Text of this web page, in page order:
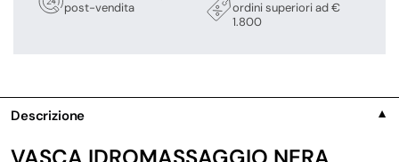
post-vendita
ordini superiori ad €
1.800
Descrizione ▼